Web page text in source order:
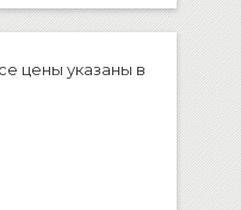
цены указаны в